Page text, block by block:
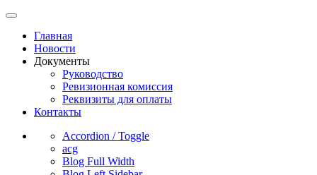
Главная
Новости
Документы
Руководство
Ревизионная комиссия
Реквизиты для оплаты
Контакты
Accordion / Toggle
acg
Blog Full Width